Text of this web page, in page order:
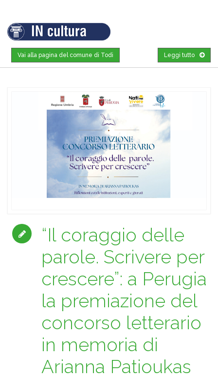
Leggi tutto
Vai alla pagina del comune di Todi
“Il coraggio delle
parole. Scrivere per
crescere”: a Perugia
la premiazione del
concorso letterario
in memoria di
Arianna Patioukas